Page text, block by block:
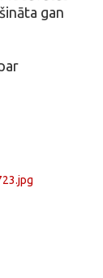
gan